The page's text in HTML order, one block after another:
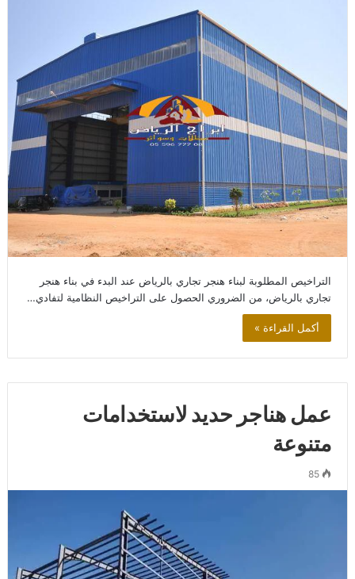
التراخيص المطلوبة لبناء هنجر تجاري بالرياض عند البدء في بناء هنجر
تجاري بالرياض، من الضروري الحصول على التراخيص النظامية لتفادي…
أكمل القراءة »
عمل هناجر حديد لاستخدامات
متنوعة
85